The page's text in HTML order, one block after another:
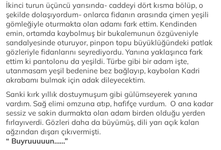
İkinci turun üçüncü yarısında- caddeyi dört kısma bölüp, o
şekilde dolaşıyordum- onlarca fidanın arasında çimen yeşili
gömleğiyle oturmakta olan adamı fark ettim. Kendinden
emin, ortamda kaybolmuş bir bukalemunun özgüveniyle
sandalyesinde oturuyor, pinpon topu büyüklüğündeki patlak
gözleriyle fidanlarını seyrediyordu. Yanına yaklaşınca fark
ettim ki pantolonu da yeşildi. Türbe gibi bir adam işte,
utanmasam yeşil bedenine bez bağlayıp, kaybolan Kadri
akrabamı bulmak için adak dileyecektim.
Sanki kırk yıllık dostuymuşum gibi gülümseyerek yanına
vardım. Sağ elimi omzuna atıp, hafifçe vurdum. O ana kadar
sessiz ve sakin durmakta olan adam birden olduğu yerden
fırlayıverdi. Gözleri daha da büyümüş, dili yarı açık kalan
ağzından dışarı çıkıvermişti.
“ Buyruuuuun……”